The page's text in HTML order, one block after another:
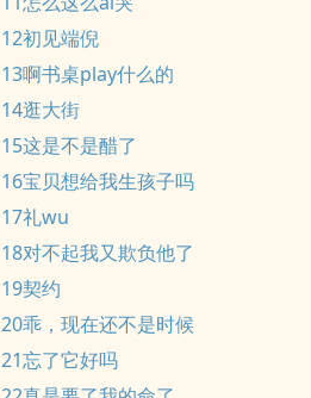
12初见端倪
13啊书桌play什么的
14逛大街
15这是不是醋了
16宝贝想给我生孩子吗
17礼wu
18对不起我又欺负他了
19契约
20乖，现在还不是时候
21忘了它好吗